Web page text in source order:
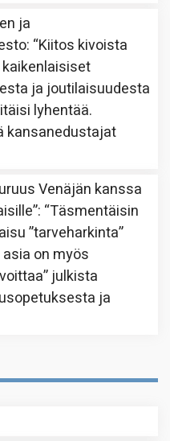
ja
: “Kiitos kivoista
ja joutilaisuudesta
lyhentää.
kansanedustajat
Venäjän kanssa
: “Täsmentäisin
”tarveharkinta”
on myös
julkista
ja